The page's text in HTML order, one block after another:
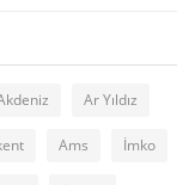
Ar Yıldız
Ams İmko